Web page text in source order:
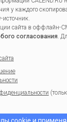
у каждого
источник.
сайта в оффлайн-
согласования.
cookie и